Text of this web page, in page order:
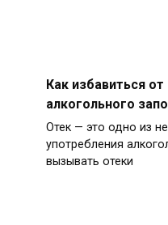
Как избавиться
алкогольного
Отек — это одно из
употребления
вызывать отеки